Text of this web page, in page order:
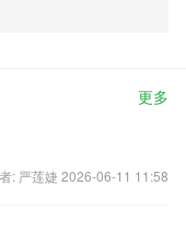
更多
: 严莲婕 2026-06-11 11:58